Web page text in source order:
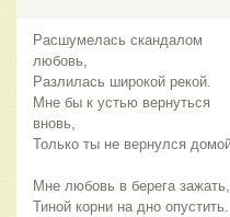
Расшумелась скандалом
любовь,
Разлилась широкой рекой.
Мне бы к устью вернуться
вновь,
Только ты не вернулся
Мне любовь в берега зажать,
Тиной корни на дно опустить.